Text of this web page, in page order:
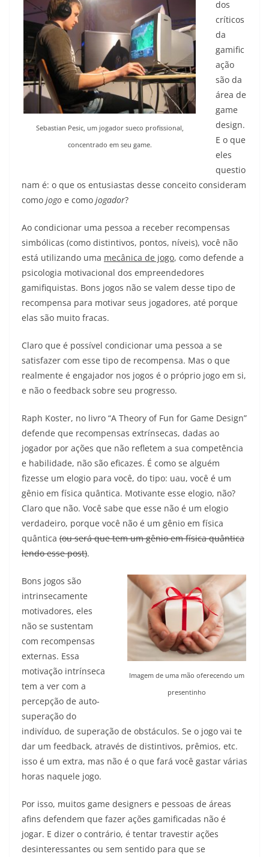
Sebastian Pesic, um jogador sueco profissional,
concentrado em seu game.
dos
críticos
da
gamific
ação
são da
área de
game
design.
E o que
eles
questio
nam é: o que os entusiastas desse conceito consideram
como jogo e como jogador?
Ao condicionar uma pessoa a receber recompensas
simbólicas (como distintivos, pontos, níveis), você não
está utilizando uma mecânica de jogo, como defende a
psicologia motivacional dos empreendedores
gamifiquistas. Bons jogos não se valem desse tipo de
recompensa para motivar seus jogadores, até porque
elas são muito fracas.
Claro que é possível condicionar uma pessoa a se
satisfazer com esse tipo de recompensa. Mas o que
realmente é engajador nos jogos é o próprio jogo em si,
e não o feedback sobre seu progresso.
Raph Koster, no livro “A Theory of Fun for Game Design”
defende que recompensas extrínsecas, dadas ao
jogador por ações que não refletem a sua competência
e habilidade, não são eficazes. É como se alguém
fizesse um elogio para você, do tipo: uau, você é um
gênio em física quântica. Motivante esse elogio, não?
Claro que não. Você sabe que esse não é um elogio
verdadeiro, porque você não é um gênio em física
quântica (ou será que tem um gênio em física quântica
lendo esse post).
Imagem de uma mão oferecendo um
presentinho
Bons jogos são
intrinsecamente
motivadores, eles
não se sustentam
com recompensas
externas. Essa
motivação intrínseca
tem a ver com a
percepção de auto-
superação do
indivíduo, de superação de obstáculos. Se o jogo vai te
dar um feedback, através de distintivos, prêmios, etc.
isso é um extra, mas não é o que fará você gastar várias
horas naquele jogo.
Por isso, muitos game designers e pessoas de áreas
afins defendem que fazer ações gamificadas não é
jogar. E dizer o contrário, é tentar travestir ações
desinteressantes ou sem sentido para que se